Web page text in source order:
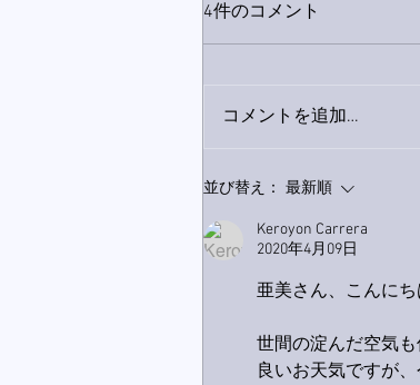
9月23日「amiism」
4件のコメント
コメントを追加…
並び替え： 最新順
Keroyon Carrera
2020年4月09日
亜美さん、こんにち
世間の淀んだ空気も
良いお天気ですが